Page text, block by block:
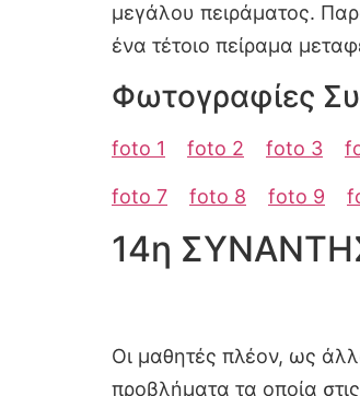
μεγάλου πειράματος.
ένα τέτοιο πείραμα
Φωτογραφίες
foto 1 foto 2 foto 3
foto 7 foto 8 foto 9
14η
Οι μαθητές πλέον, ως
προβλήματα τα οποία